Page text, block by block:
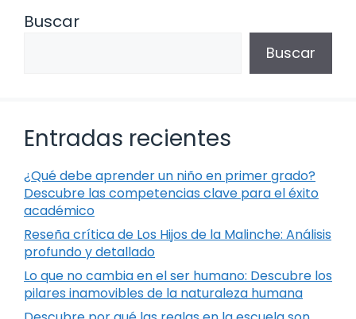
Buscar
Buscar
Entradas recientes
¿Qué debe aprender un niño en primer grado?
Descubre las competencias clave para el éxito
académico
Reseña crítica de Los Hijos de la Malinche: Análisis
profundo y detallado
Lo que no cambia en el ser humano: Descubre los
pilares inamovibles de la naturaleza humana